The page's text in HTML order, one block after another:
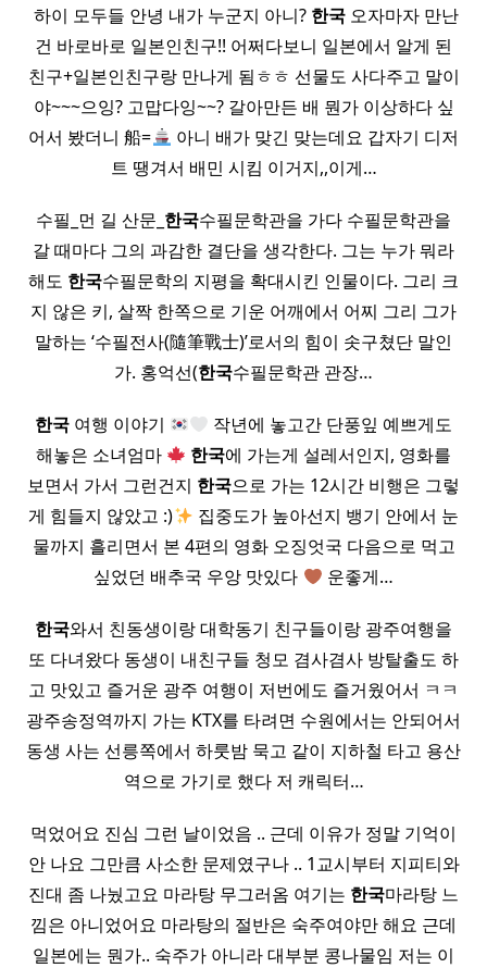
​ 하이 모두들 안녕 내가 누군지 아니? 한국오자마자 만난
건 바로바로 일본인친구!! 어쩌다보니 일본에서 알게 된
친구+일본인친구랑 만나게 됨ㅎㅎ 선물도 사다주고 말이
야~~~으잉? 고맙다잉~~? 갈아만든 배 뭔가 이상하다 싶
어서 봤더니 船=
아니 배가 맞긴 맞는데요 갑자기 디저
트 땡겨서 배민 시킴 이거지,,이게…
수필_먼 길 산문_ 한국수필문학관을 가다 수필문학관을
갈 때마다 그의 과감한 결단을 생각한다. 그는 누가 뭐라
해도 한국수필문학의 지평을 확대시킨 인물이다. 그리 크
지 않은 키, 살짝 한쪽으로 기운 어깨에서 어찌 그리 그가
말하는 ‘수필전사(隨筆戰士)’로서의 힘이 솟구쳤단 말인
가. 홍억선(한국수필문학관 관장…
한국여행 이야기
작년에 놓고간 단풍잎 예쁘게도
해놓은 소녀엄마
한국에 가는게 설레서인지, 영화를
보면서 가서 그런건지 한국으로 가는 12시간 비행은 그렇
게 힘들지 않았고 :)
집중도가 높아선지 뱅기 안에서 눈
물까지 흘리면서 본 4편의 영화 오징엇국 다음으로 먹고
싶었던 배추국 우앙 맛있다
운좋게…
한국와서 친동생이랑 대학동기 친구들이랑 광주여행을
또 다녀왔다 동생이 내친구들 청모 겸사겸사 방탈출도 하
고 맛있고 즐거운 광주 여행이 저번에도 즐거웠어서 ㅋㅋ
광주송정역까지 가는 KTX를 타려면 수원에서는 안되어서
동생 사는 선릉쪽에서 하룻밤 묵고 같이 지하철 타고 용산
역으로 가기로 했다 저 캐릭터…
먹었어요 진심 그런 날이었음 .. 근데 이유가 정말 기억이
안 나요 그만큼 사소한 문제였구나 .. 1교시부터 지피티와
진대 좀 나눴고요 마라탕 무그러옴 여기는 한국마라탕 느
낌은 아니었어요 마라탕의 절반은 숙주여야만 해요 근데
일본에는 뭔가.. 숙주가 아니라 대부분 콩나물임 저는 이